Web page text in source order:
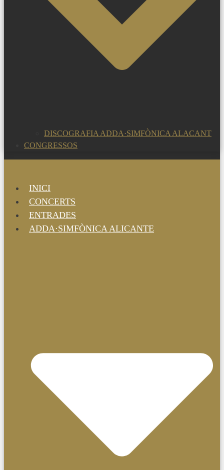
DISCOGRAFIA ADDA·SIMFÒNICA ALACANT
CONGRESSOS
INICI
CONCERTS
ENTRADES
ADDA·SIMFÒNICA ALICANTE